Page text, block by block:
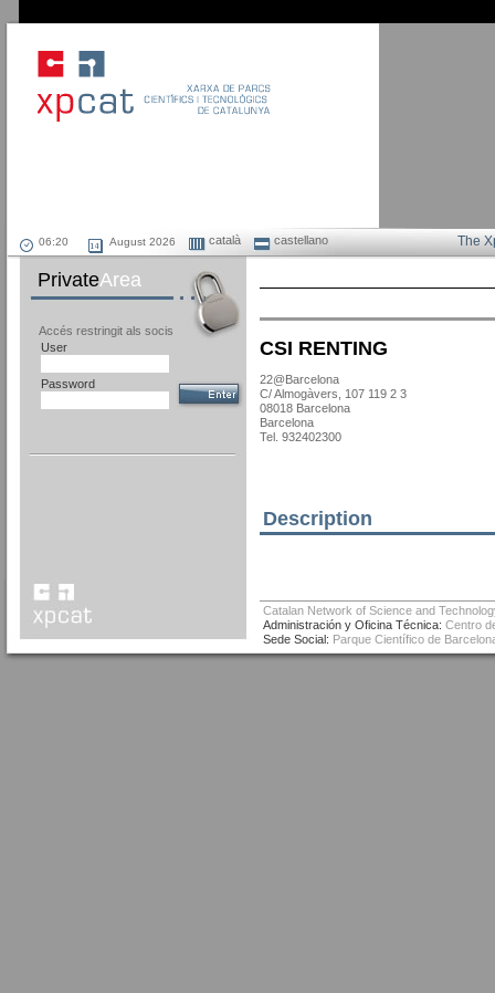
August 2026 català castellano The
PrivateArea
Accés restringit als socis
User
Password
CSI RENTING
22@Barcelona
C/ Almogàvers, 107 119 2 3
08018 Barcelona
Barcelona
Tel. 932402300
Description
Catalan Network of Science and
Administración y Oficina Técnica: Centro
Sede Social: Parque Científico de